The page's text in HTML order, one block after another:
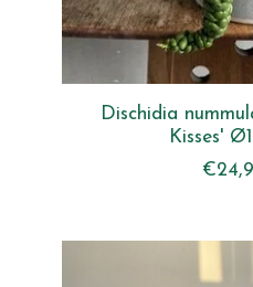
Dischidia
Kisses'